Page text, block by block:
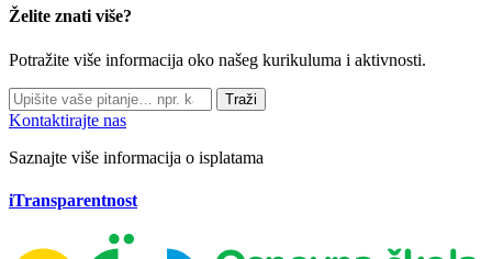
Želite znati više?
Potražite više informacija oko našeg kurikuluma i aktivnosti.
Traži
Kontaktirajte nas
Saznajte više informacija o isplatama
iTransparentnost